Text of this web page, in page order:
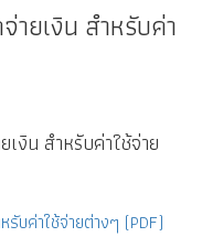
ายเงิน สำหรับค่า
เงิน สำหรับค่าใช้จ่าย
รับค่าใช้จ่ายต่างๆ (PDF)